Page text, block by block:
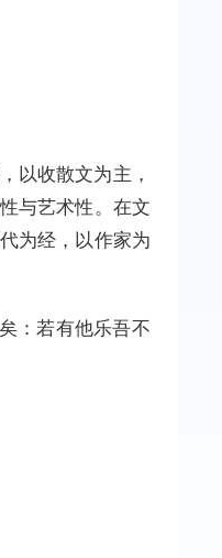
以收散文为主，
与艺术性。在文
为经，以作家为
：若有他乐吾不